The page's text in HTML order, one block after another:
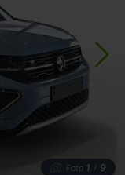
Foto 1 / 9